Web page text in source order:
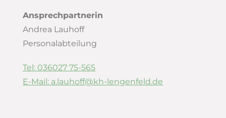
Ansprechpartnerin
Andrea Lauhoff
Personalabteilung
Tel: 036027 75-565
E-Mail: a.lauhoff@kh-lengenfeld.de